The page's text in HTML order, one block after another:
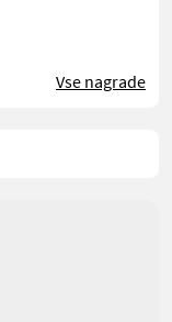
Vse nagrade